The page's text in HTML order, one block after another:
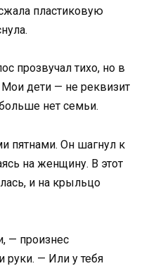
пластиковую
прозвучал тихо, но в
дети — не реквизит
нет семьи.
пятнами. Он шагнул к
на женщину. В этот
и на крыльцо
— произнес
руки. — Или у тебя